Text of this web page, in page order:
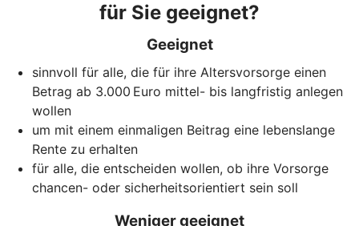
für Sie geeignet?
Geeignet
sinnvoll für alle, die für ihre Altersvorsorge einen
Betrag ab 3.000 Euro mittel- bis langfristig anlegen
wollen
um mit einem einmaligen Beitrag eine lebenslange
Rente zu erhalten
für alle, die entscheiden wollen, ob ihre Vorsorge
chancen- oder sicherheitsorientiert sein soll
Weniger geeignet